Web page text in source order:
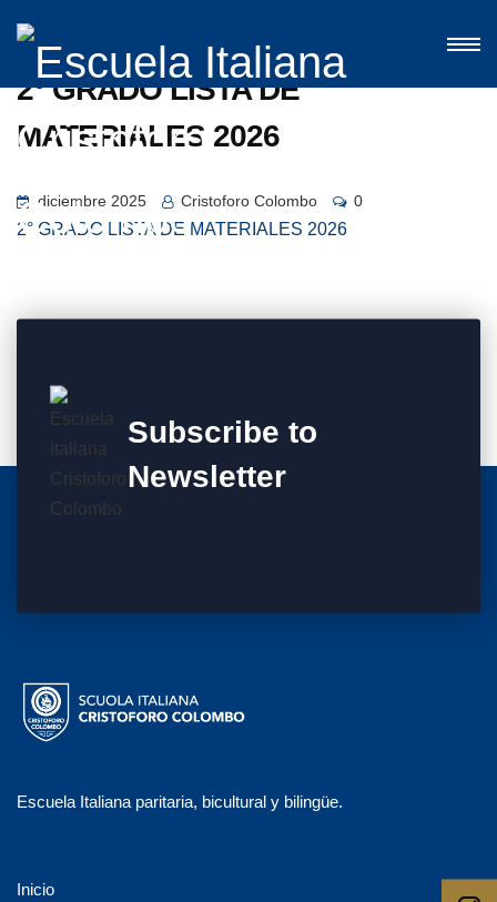
2° GRADO LISTA DE
MATERIALES 2026
diciembre 2025 Cristoforo Colombo 0
2° GRADO LISTA DE MATERIALES 2026
Subscribe to
Newsletter
Escuela Italiana paritaria, bicultural y bilingüe.
Inicio